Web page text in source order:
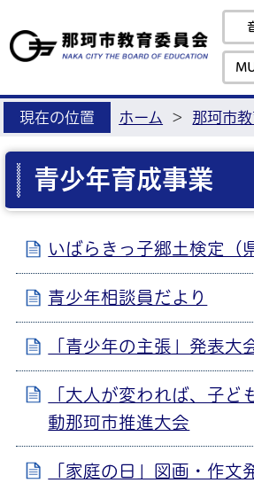
現在の位置 ホーム > 那珂市
青少年育成事業
いばらきっ子郷土検定（
青少年相談員だより
「青少年の主張」発表大
「大人が変われば、子ど
動那珂市推進大会
「家庭の日」図画・作文